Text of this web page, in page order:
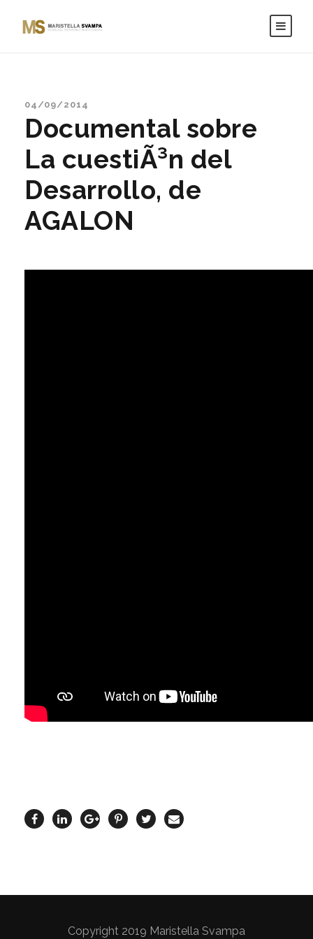
04/09/2014
Documental sobre
La cuestiÃ³n del
Desarrollo, de
AGALON
Copyright 2019 Maristella Svampa